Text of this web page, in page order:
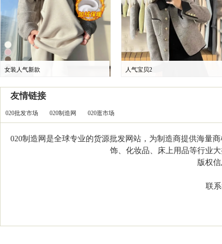
女装人气新款 人气宝贝2
友情链接
020批发市场 020制造网 020逛市场
020制造网是全球专业的货源批发网站，为制造商提供海量
饰、化妆品、床上用品等行业
版权信
联